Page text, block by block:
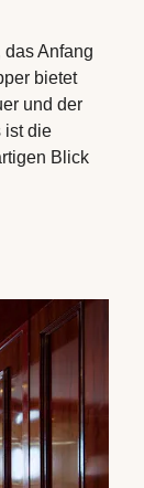
Anfang
bietet
und der
ist die
Blick